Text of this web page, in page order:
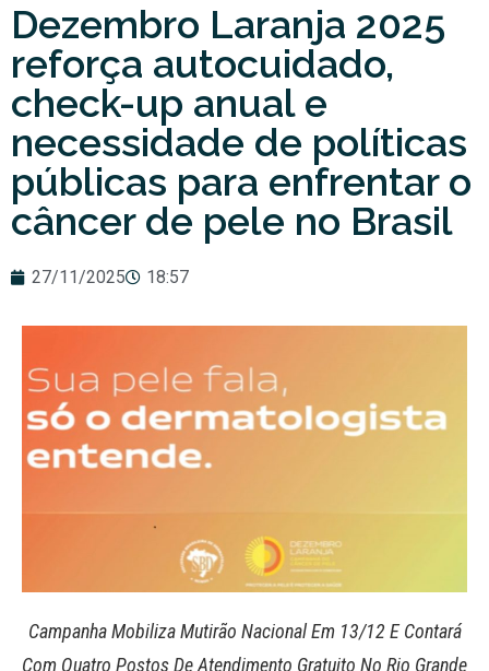
Dezembro Laranja 2025
reforça autocuidado,
check-up anual e
necessidade de políticas
públicas para enfrentar o
câncer de pele no Brasil
27/11/2025 18:57
Campanha Mobiliza Mutirão Nacional Em 13/12 E Contará
Com Quatro Postos De Atendimento Gratuito No Rio Grande